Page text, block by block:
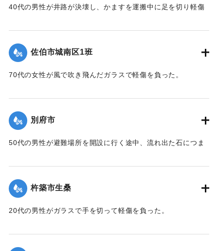
被害総額二六億円（当時玄米一俵六〇キログラム一六,五
昭五一．九．一〇．一六時
災害対策本部設置 大分県対策本部設置
非常事態発生のサイレン吹鳴 全消防団員 全消防署員
旧にあたる
昭五一．九．一一．一一時三〇分
災害救助法発令 激甚災害地域指定
1976/9/7-1976/9/13｜固有コード:
40代の男性が井路が決壊し、かますを運搬中に足を切り軽傷
佐伯市城南区1班
70代の女性が風で吹き飛んだガラスで軽傷を負った。
｜固有コード:00857031
別府市
50代の男性が避難場所を開設に行く途中、流れ出た石につま
杵築市生桑
20代の男性がガラスで手を切って軽傷を負った。
｜固有コード:00857033